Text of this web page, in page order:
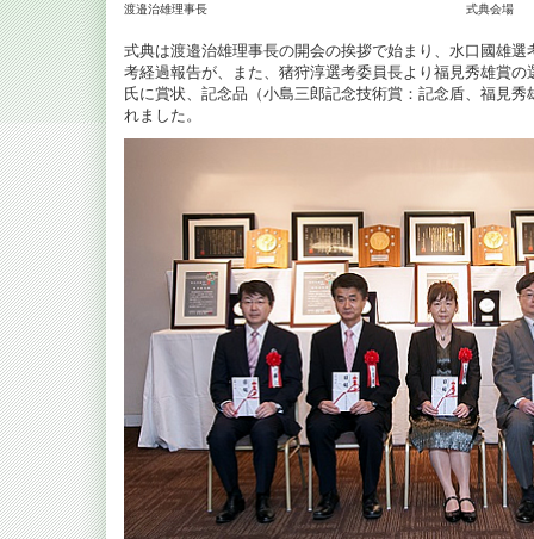
渡邉治雄理事長 式典会場
式典は渡邉治雄理事長の開会の挨拶で始まり、水口國雄
考経過報告が、また、猪狩淳選考委員長より福見秀雄賞
氏に賞状、記念品（小島三郎記念技術賞：記念盾、福見
れました。